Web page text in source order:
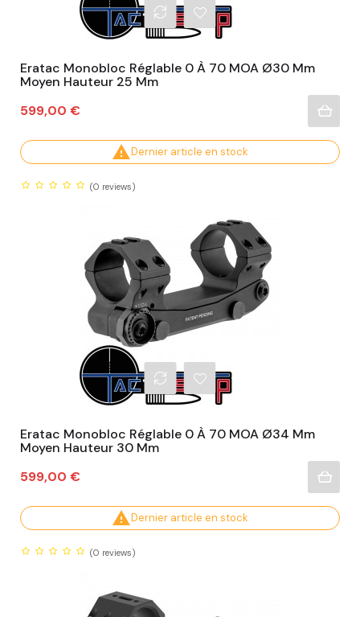
Eratac Monobloc Réglable 0 À 70 MOA Ø30 Mm
Moyen Hauteur 25 Mm
Prix
599,00 €
Dernier article en stock
(0 reviews)
Eratac Monobloc Réglable 0 À 70 MOA Ø34 Mm
Moyen Hauteur 30 Mm
Prix
599,00 €
Dernier article en stock
(0 reviews)